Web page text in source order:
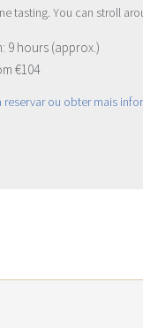
tasting. You can stroll
9 hours (approx.)
€104
reservar ou obter mais